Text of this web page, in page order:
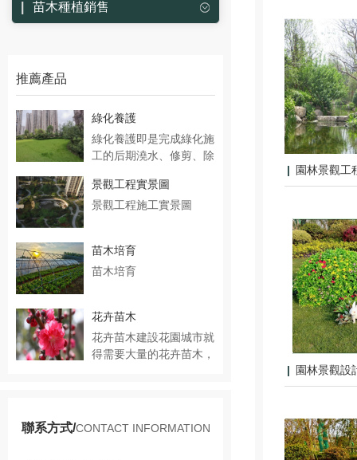
苗木種植銷售
推薦產品
綠化養護
綠化養護即是完成綠化施
工的后期澆水、修剪、除
景觀工程實景圖
景觀工程施工實景圖
苗木培育
苗木培育
花卉苗木
花卉苗木建設花園城市就
得需要大量的花卉苗木，
聯系方式/CONTACT INFORMATION
園林景觀工
園林景觀設